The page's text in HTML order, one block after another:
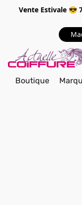
Vente Estivale 😎
Boutique